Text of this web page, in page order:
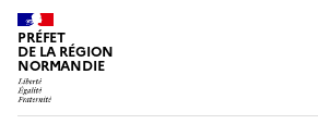
PRÉFET
DE LA RÉGION
NORMANDIE